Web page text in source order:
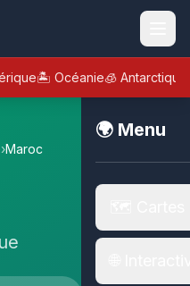
🏝️ Océanie🧊 Antarctique
🌍 Menu
›Maroc